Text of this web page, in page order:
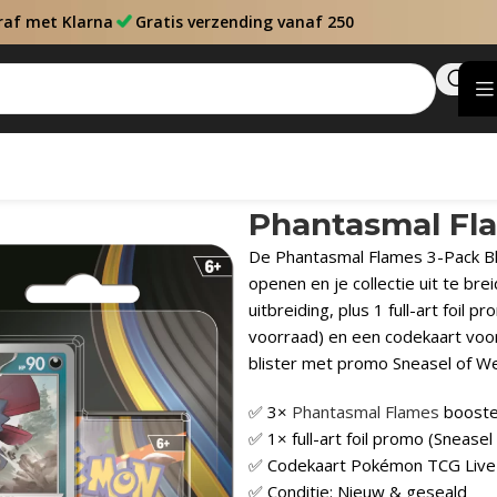
met Klarna Gratis verzending vanaf 250
Phantasmal
De Phantasmal Flames 3-Pack
openen en je collectie uit te
uitbreiding, plus 1 full-art foil
voorraad) en een codekaart
blister met promo Sneasel of
✅ 3× Phantasmal Flames
✅ 1× full-art foil promo
✅ Codekaart Pokémon TCG Live
✅ Conditie: Nieuw & geseald